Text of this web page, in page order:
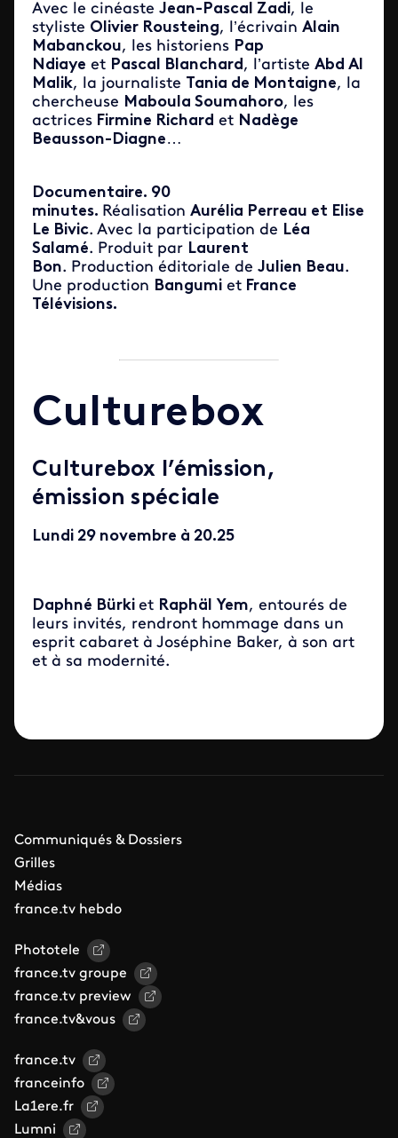
Avec le cinéaste Jean-Pascal Zadi, le
styliste Olivier Rousteing, l’écrivain Alain
Mabanckou, les historiens Pap
Ndiaye et Pascal Blanchard, l’artiste Abd Al
Malik, la journaliste Tania de Montaigne, la
chercheuse Maboula Soumahoro, les
actrices Firmine Richard et Nadège
Beausson-Diagne…
Documentaire. 90
minutes. Réalisation Aurélia Perreau et Elise
Le Bivic. Avec la participation de Léa
Salamé. Produit par Laurent
Bon. Production éditoriale de Julien Beau.
Une production Bangumi et France
Télévisions.
Culturebox
Culturebox l’émission,
émission spéciale
Lundi 29 novembre à 20.25
Daphné Bürki et Raphäl Yem, entourés de
leurs invités, rendront hommage dans un
esprit cabaret à Joséphine Baker, à son art
et à sa modernité.
Communiqués & Dossiers
Grilles
Médias
france.tv hebdo
Phototele
france.tv groupe
france.tv preview
france.tv&vous
france.tv
franceinfo
La1ere.fr
Lumni